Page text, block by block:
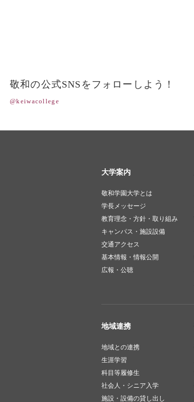
敬和の公式SNSをフォローしよう！
@keiwacollege
大学案内
敬和学園大学とは
学長メッセージ
教育理念・方針・取り組み
キャンパス・施設設備
交通アクセス
基本情報・情報公開
広報・公聴
地域連携
地域との連携
生涯学習
科目等履修生
社会人・シニア入学
施設・設備の貸し出し